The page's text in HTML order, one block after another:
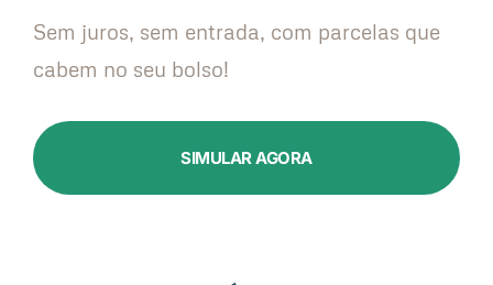
Sem juros, sem entrada, com parcelas que
cabem no seu bolso!
SIMULAR AGORA